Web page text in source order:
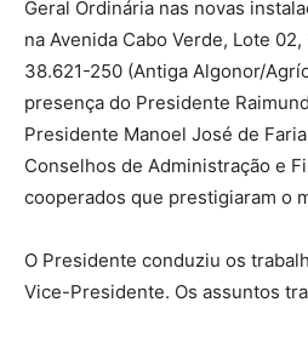
Geral Ordinária nas novas
na Avenida Cabo Verde, Lote 02,
38.621-250 (Antiga Algonor/
presença do Presidente
Presidente Manoel José de
Conselhos de Administração e
cooperados que prestigiaram o
O Presidente conduziu os
Vice-Presidente. Os assuntos